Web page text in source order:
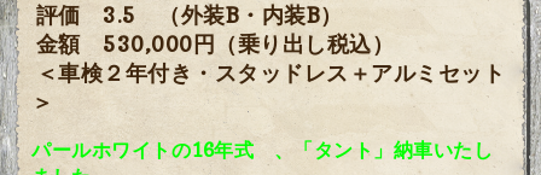
評価 3.5 （外装B・内装B）
金額 530,000円（乗り出し税込）
＜車検２年付き・スタッドレス＋アルミセット
＞
パールホワイトの16年式 、 「タント 」納車いたし